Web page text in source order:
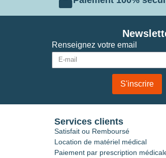
Renseignez votre email
S'inscrire
Services clients
Satisfait ou Remboursé
Location de matériel médical
Paiement par prescription